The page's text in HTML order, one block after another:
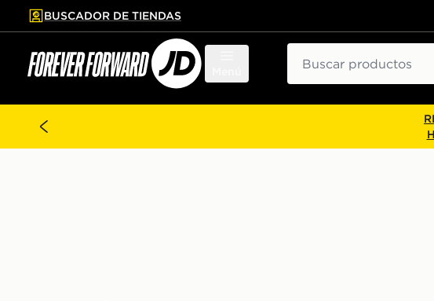
contenido principal
pie de página
BUSCADOR DE TIENDAS